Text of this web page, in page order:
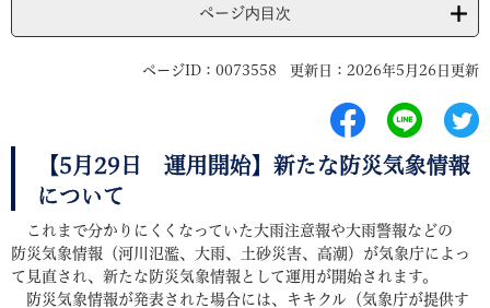
ページ内目次
ページID：0073558 更新日：2026年5月26日更新
【5月29日 運用開始】新たな防災気象情報
について
これまで分かりにくくなっていた大雨注意報や大雨警報などの
防災気象情報（河川氾濫、大雨、土砂災害、高潮）が気象庁によっ
て見直され、新たな防災気象情報として運用が開始されます。
防災気象情報が発表された場合には、キキクル（気象庁が提供す